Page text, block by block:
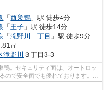
「西巣鴨 」駅 徒歩4分
「王子 」駅 徒歩14分
「滝野川一丁目 」駅 徒歩9分
㎡
滝野川 ３丁目3-3
鴨。セキュリティ面は、オートロッ
ので安全面でも優れております。室